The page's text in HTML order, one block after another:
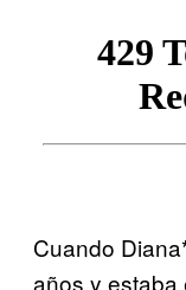
Cuando
años y estaba